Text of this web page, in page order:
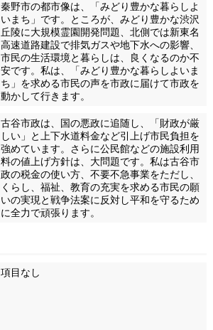
秦野市の都市像は、「みどり豊かな暮らしよ
いまち」です。ところが、みどり豊かな渋沢
丘陵に大規模霊園開発問題、北側では新東名
高速道路建設で排気ガスや地下水への影響、
市民の生活環境と暮らしは、良くなるのか不
安です。私は、「みどり豊かな暮らしよいま
ち」を求める市民の声を市政に届けて市政を
動かして行きます。
古谷市政は、国の悪政に追随し、「財政が厳
しい」と上下水道料金など引上げ市民負担を
強めています。さらに公民館などの施設利用
料の値上げ方針は、大問題です。私は古谷市
政の税金の使い方、不要不急事業をただし、
くらし、福祉、教育の充実を求める市民の願
いの実現と戦争法案に反対し平和を守るため
に全力で頑張ります。
項目なし